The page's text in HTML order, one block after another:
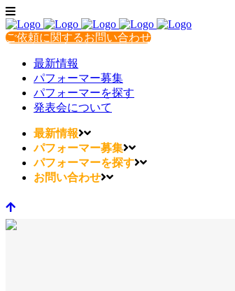
ご依頼に関するお問い合わせ
最新情報
パフォーマー募集
パフォーマーを探す
発表会について
最新情報
パフォーマー募集
パフォーマーを探す
お問い合わせ